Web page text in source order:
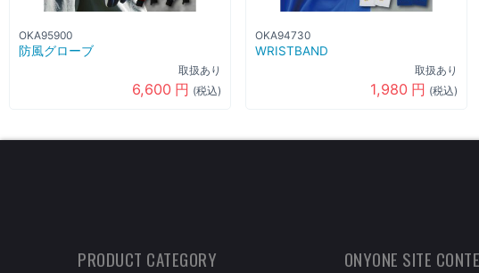
OKA95900
防風グローブ
取扱あり
6,600 円 (税込)
OKA94730
WRISTBAND
取扱あり
1,980 円 (税込)
PRODUCT CATEGORY ONYONE SITE